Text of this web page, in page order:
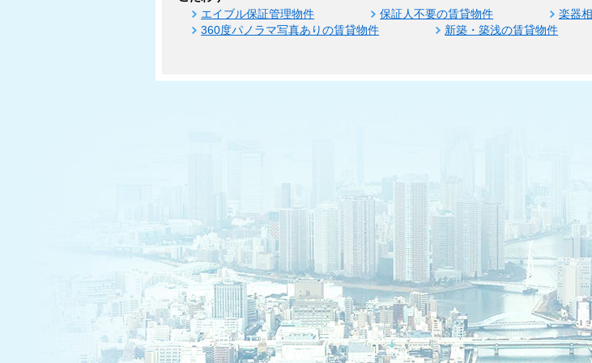
エイブル保証管理物件 保証人不要の賃貸物件 楽器
360度パノラマ写真ありの賃貸物件
新築・築浅の賃貸物件